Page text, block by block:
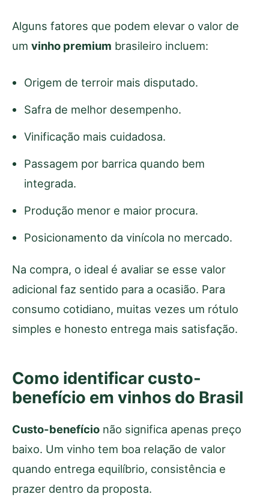
Alguns fatores que podem elevar o valor de
um vinho premium brasileiro incluem:
Origem de terroir mais disputado.
Safra de melhor desempenho.
Vinificação mais cuidadosa.
Passagem por barrica quando bem
integrada.
Produção menor e maior procura.
Posicionamento da vinícola no mercado.
Na compra, o ideal é avaliar se esse valor
adicional faz sentido para a ocasião. Para
consumo cotidiano, muitas vezes um rótulo
simples e honesto entrega mais satisfação.
Como identificar custo-
benefício em vinhos do Brasil
Custo-benefício não significa apenas preço
baixo. Um vinho tem boa relação de valor
quando entrega equilíbrio, consistência e
prazer dentro da proposta.